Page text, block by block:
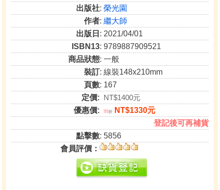
出版社:榮光園
作者:繼大師
出版日 : 2021/04/01
ISBN13: 9789887909521
商品狀態: 一般
裝訂: 線裝148x210mm
頁數: 167
定價: NT$1400元
優惠價:
95折
NT$1330元
登記後可再補貨
點擊數: 5856
會員評價：